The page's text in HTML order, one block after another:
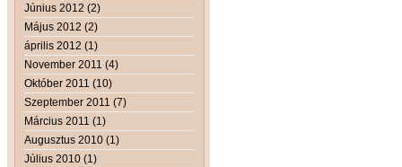
Június 2012 (2)
Május 2012 (2)
április 2012 (1)
November 2011 (4)
Október 2011 (10)
Szeptember 2011 (7)
Március 2011 (1)
Augusztus 2010 (1)
Július 2010 (1)